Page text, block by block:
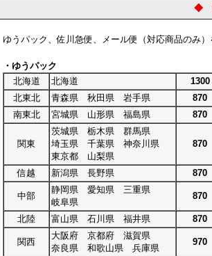
◆
ゆうパック、佐川急便、メール便（対応商品のみ）
・ゆうパック
北海道
北海道
1300
北東北
青森県 秋田県 岩手県
870
南東北
宮城県 山形県 福島県 870
関東
茨城県 栃木県 群馬県
埼玉県 千葉県 神奈川県
東京都 山梨県
870
信越 新潟県 長野県 870
中部
静岡県 愛知県 三重県
岐阜県
870
北陸 富山県 石川県 福井県 870
関西
大阪府 京都府 滋賀県
奈良県 和歌山県 兵庫県
970